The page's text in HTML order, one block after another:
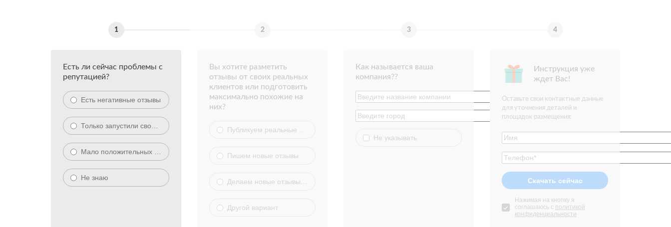
Есть ли сейчас проблемы с
репутацией?
Есть негативные отзывы
Не знаю
Вы хотите разметить
отзывы от своих реальных
клиентов или подготовить
максимально похожие на
них?
Пишем новые отзывы
Другой вариант
Как называется ваша
компания??
Не указывать
Инструкция уже
ждет Вас!
Оставьте свои контактные данные
для уточнения деталей и
площадок размещения:
Нажимая на кнопку я
соглашаюсь с политикой
конфиденциальности